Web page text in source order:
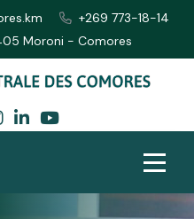
+269 773-18-14
Moroni - Comores